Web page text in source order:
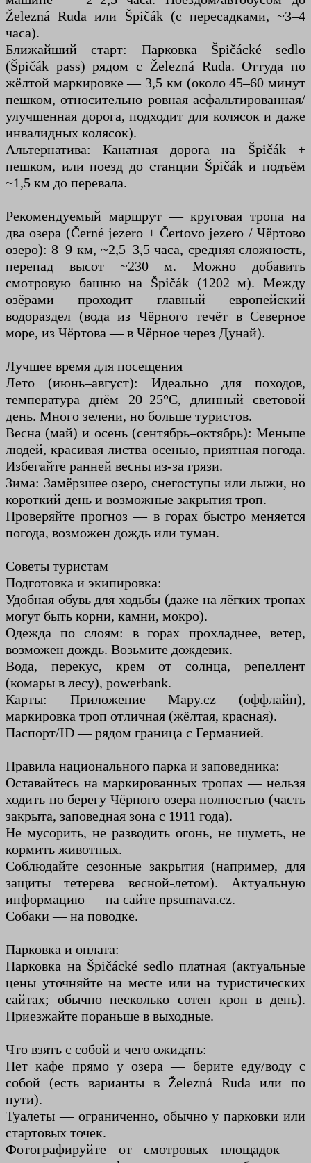
Železná Ruda или Špičák (с пересадками, ~3–4
часа).
Ближайший старт: Парковка Špičácké sedlo
(Špičák pass) рядом с Železná Ruda. Оттуда по
жёлтой маркировке — 3,5 км (около 45–60 минут
пешком, относительно ровная асфальтированная/
улучшенная дорога, подходит для колясок и даже
инвалидных колясок).
Альтернатива: Канатная дорога на Špičák +
пешком, или поезд до станции Špičák и подъём
~1,5 км до перевала.
Рекомендуемый маршрут — круговая тропа на
два озера (Černé jezero + Čertovo jezero / Чёртово
озеро): 8–9 км, ~2,5–3,5 часа, средняя сложность,
перепад высот ~230 м. Можно добавить
смотровую башню на Špičák (1202 м). Между
озёрами проходит главный европейский
водораздел (вода из Чёрного течёт в Северное
море, из Чёртова — в Чёрное через Дунай).
Лучшее время для посещения
Лето (июнь–август): Идеально для походов,
температура днём 20–25°C, длинный световой
день. Много зелени, но больше туристов.
Весна (май) и осень (сентябрь–октябрь): Меньше
людей, красивая листва осенью, приятная погода.
Избегайте ранней весны из-за грязи.
Зима: Замёрзшее озеро, снегоступы или лыжи, но
короткий день и возможные закрытия троп.
Проверяйте прогноз — в горах быстро меняется
погода, возможен дождь или туман.
Советы туристам
Подготовка и экипировка:
Удобная обувь для ходьбы (даже на лёгких тропах
могут быть корни, камни, мокро).
Одежда по слоям: в горах прохладнее, ветер,
возможен дождь. Возьмите дождевик.
Вода, перекус, крем от солнца, репеллент
(комары в лесу), powerbank.
Карты: Приложение Mapy.cz (оффлайн),
маркировка троп отличная (жёлтая, красная).
Паспорт/ID — рядом граница с Германией.
Правила национального парка и заповедника:
Оставайтесь на маркированных тропах — нельзя
ходить по берегу Чёрного озера полностью (часть
закрыта, заповедная зона с 1911 года).
Не мусорить, не разводить огонь, не шуметь, не
кормить животных.
Соблюдайте сезонные закрытия (например, для
защиты тетерева весной-летом). Актуальную
информацию — на сайте npsumava.cz.
Собаки — на поводке.
Парковка и оплата:
Парковка на Špičácké sedlo платная (актуальные
цены уточняйте на месте или на туристических
сайтах; обычно несколько сотен крон в день).
Приезжайте пораньше в выходные.
Что взять с собой и чего ожидать:
Нет кафе прямо у озера — берите еду/воду с
собой (есть варианты в Železná Ruda или по
пути).
Туалеты — ограниченно, обычно у парковки или
стартовых точек.
Фотографируйте от смотровых площадок —